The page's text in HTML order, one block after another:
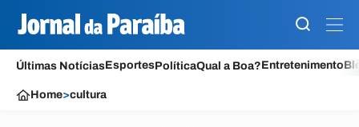
Últimas NotíciasEsportesPolíticaQual a Boa?Entretenimento
Home>cultura